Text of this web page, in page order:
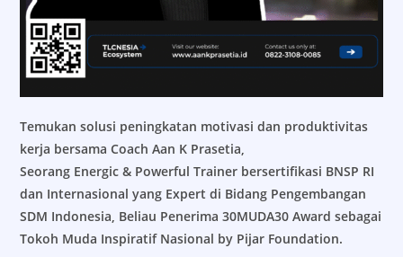
Temukan solusi peningkatan motivasi dan produktivitas
kerja bersama Coach Aan K Prasetia,
Seorang Energic & Powerful Trainer bersertifikasi BNSP RI
dan Internasional yang Expert di Bidang Pengembangan
SDM Indonesia, Beliau Penerima 30MUDA30 Award sebagai
Tokoh Muda Inspiratif Nasional by Pijar Foundation.